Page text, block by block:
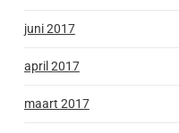
juni 2017
april 2017
maart 2017